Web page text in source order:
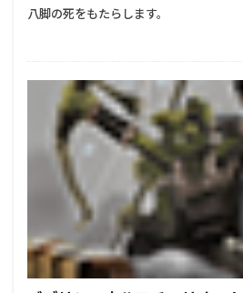
八脚の死をもたらします。